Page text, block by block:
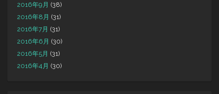
2016年9月 (38)
2016年8月 (31)
2016年7月 (31)
2016年6月 (30)
2016年5月 (31)
2016年4月 (30)